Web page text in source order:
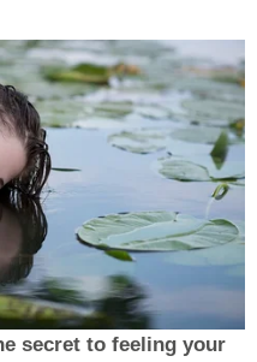
secret to feeling your